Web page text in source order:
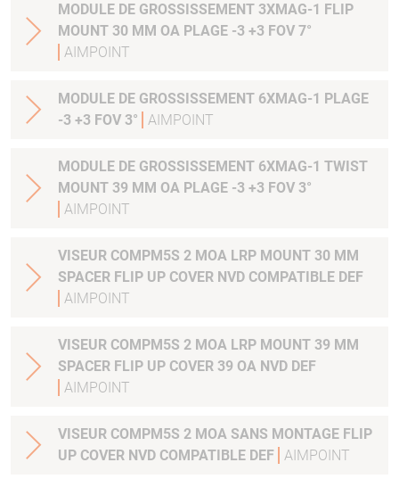
MODULE DE GROSSISSEMENT 3XMAG-1 FLIP
MOUNT 30 MM OA PLAGE -3 +3 FOV 7°
AIMPOINT
MODULE DE GROSSISSEMENT 6XMAG-1 PLAGE
-3 +3 FOV 3°
AIMPOINT
MODULE DE GROSSISSEMENT 6XMAG-1 TWIST
MOUNT 39 MM OA PLAGE -3 +3 FOV 3°
AIMPOINT
VISEUR COMPM5S 2 MOA LRP MOUNT 30 MM
SPACER FLIP UP COVER NVD COMPATIBLE DEF
AIMPOINT
VISEUR COMPM5S 2 MOA LRP MOUNT 39 MM
SPACER FLIP UP COVER 39 OA NVD DEF
AIMPOINT
VISEUR COMPM5S 2 MOA SANS MONTAGE FLIP
UP COVER NVD COMPATIBLE DEF AIMPOINT